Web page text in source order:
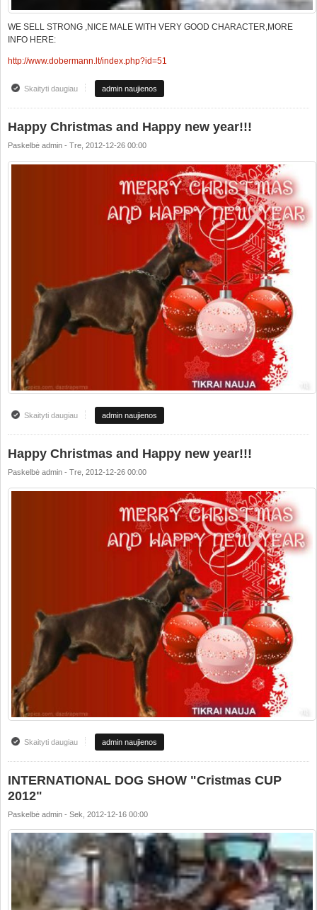
WE SELL STRONG ,NICE MALE WITH VERY GOOD CHARACTER,MORE
INFO HERE:
http://www.dobermann.lt/index.php?id=51
Skaityti daugiauapie HIGH CLASS MALE FOR SALE
admin naujienos
Happy Christmas and Happy new year!!!
Paskelbė admin - Tre, 2012-12-26 00:00
Skaityti daugiauapie Happy Christmas and Happy new year!!!
admin naujienos
Happy Christmas and Happy new year!!!
Paskelbė admin - Tre, 2012-12-26 00:00
Skaityti daugiauapie Happy Christmas and Happy new year!!!
admin naujienos
INTERNATIONAL DOG SHOW "Cristmas CUP
2012"
Paskelbė admin - Sek, 2012-12-16 00:00